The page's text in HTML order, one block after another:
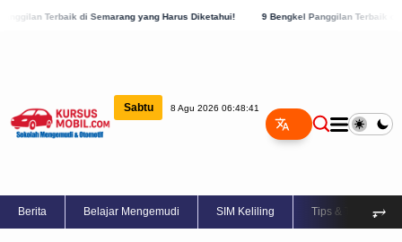
Semarang yang Harus Diketahui! 9 Bengkel Panggilan Terbaik di Kabupaten
Sabtu 8 Agu 2026 06:48:42
Berita Belajar Mengemudi SIM Keliling Tips & Trik ⥅